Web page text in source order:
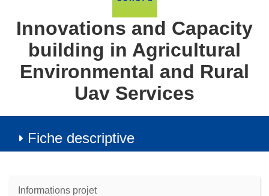
Innovations and Capacity
building in Agricultural
Environmental and Rural
Uav Services
Fiche descriptive
Informations projet